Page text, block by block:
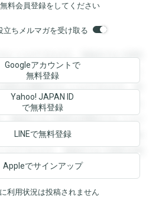
料会員登録をしてください
ちメルマガを受け取る
ことができます。登録すると回答
。登録すると回答を閲覧すること
答を閲覧することができます。登
とができます。登録すると回答を
登録すると回答を閲覧することが
を閲覧することができます。登録
ができます。登録すると回答を閲
Googleアカウントで
無料登録
Yahoo! JAPAN ID
で無料登録
LINEで無料登録
Appleでサインアップ
利用状況は投稿されません